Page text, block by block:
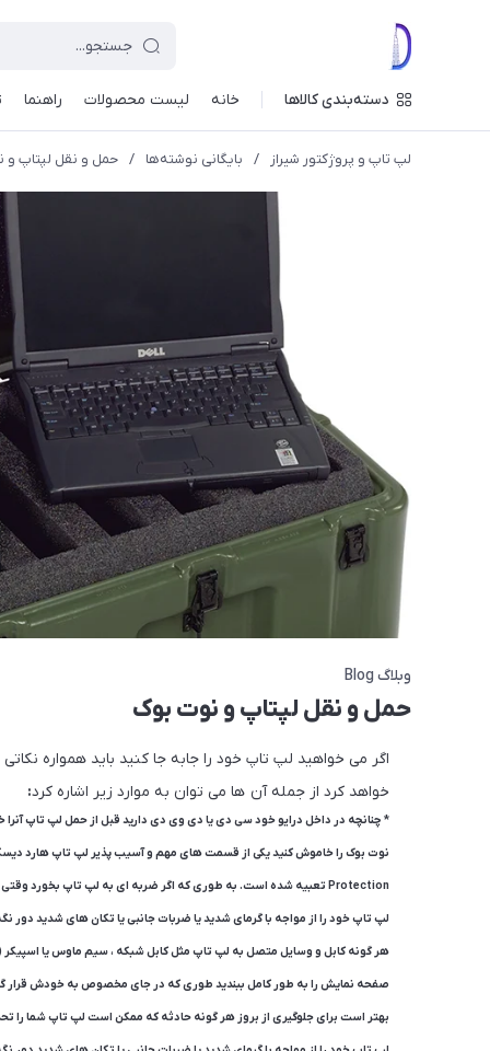
دسته‌بندی کالاها خانه لیست محصولات راهنما
لپ تاپ و پروژکتور شیراز / بایگانی نوشته‌ها / حمل و نقل لپتاپ و
وبلاگ Blog
حمل و نقل لپتاپ و نوت بوک
اگر می خواهید لپ تاپ خود را جابه جا کنید باید همواره
خواهد کرد از جمله آن ها می توان به موارد زیر اشاره کرد:
* چنانچه در داخل درایو خود سی دی یا دی وی دی دارید قبل از حمل لپ تاپ آنرا
Protection تعبیه شده است. به طوری که اگر ضربه ای به لپ تاپ بخورد وقتی لپ تاپ روشن است، هارد را خاموش می کند تا از صدمه به آن جلوگیری کند.
لپ تاپ خود را از مواجه با گرمای شدید یا ضربات جانبی یا تکان های شدید دور
هر گونه کابل و وسایل متصل به لپ تاپ مثل کابل شبکه ، سیم ماوس یا اسپیکر
صفحه نمایش را به طور کامل ببندید طوری که در جای مخصوص به خودش قرار
بهتر است برای جلوگیری از بروز هر گونه حادثه که ممکن است لپ تاپ شما را